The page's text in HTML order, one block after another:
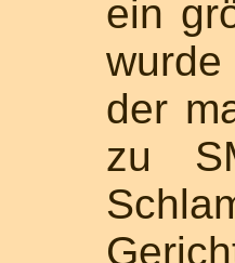
ein
der
zu